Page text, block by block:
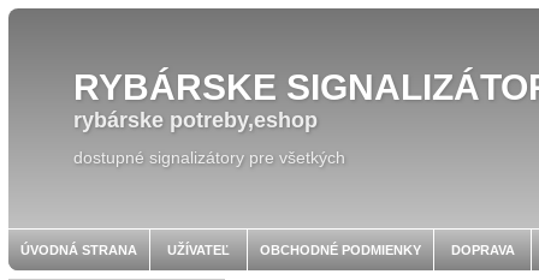
RYBÁRSKE
rybárske potreby,eshop
dostupné signalizátory pre všetkých
ÚVODNÁ STRANA UŽÍVATEĽ OBCHODNÉ PODMIENKY DOPRAVA